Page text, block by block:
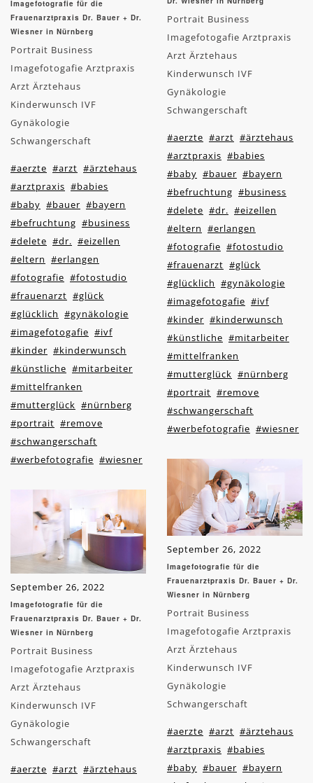
Imagefotografie für die
Frauenarztpraxis Dr. Bauer + Dr.
Wiesner in Nürnberg
Portrait Business
Imagefotogafie Arztpraxis
Arzt Ärztehaus
Kinderwunsch IVF
Gynäkologie
Schwangerschaft
#aerzte #arzt #ärztehaus
#arztpraxis #babies
#baby #bauer #bayern
#befruchtung #business
#delete #dr. #eizellen
#eltern #erlangen
#fotografie #fotostudio
#frauenarzt #glück
#glücklich #gynäkologie
#imagefotogafie #ivf
#kinder #kinderwunsch
#künstliche #mitarbeiter
#mittelfranken
#mutterglück #nürnberg
#portrait #remove
#schwangerschaft
#werbefotografie #wiesner
September 26, 2022
Imagefotografie für die
Frauenarztpraxis Dr. Bauer + Dr.
Wiesner in Nürnberg
Portrait Business
Imagefotogafie Arztpraxis
Arzt Ärztehaus
Kinderwunsch IVF
Gynäkologie
Schwangerschaft
#aerzte #arzt #ärztehaus
Portrait Business
Imagefotogafie Arztpraxis
Arzt Ärztehaus
Kinderwunsch IVF
Gynäkologie
Schwangerschaft
#aerzte #arzt #ärztehaus
#arztpraxis #babies
#baby #bauer #bayern
#befruchtung #business
#delete #dr. #eizellen
#eltern #erlangen
#fotografie #fotostudio
#frauenarzt #glück
#glücklich #gynäkologie
#imagefotogafie #ivf
#kinder #kinderwunsch
#künstliche #mitarbeiter
#mittelfranken
#mutterglück #nürnberg
#portrait #remove
#schwangerschaft
#werbefotografie #wiesner
September 26, 2022
Imagefotografie für die
Frauenarztpraxis Dr. Bauer + Dr.
Wiesner in Nürnberg
Portrait Business
Imagefotogafie Arztpraxis
Arzt Ärztehaus
Kinderwunsch IVF
Gynäkologie
Schwangerschaft
#aerzte #arzt #ärztehaus
#arztpraxis #babies
#baby #bauer #bayern